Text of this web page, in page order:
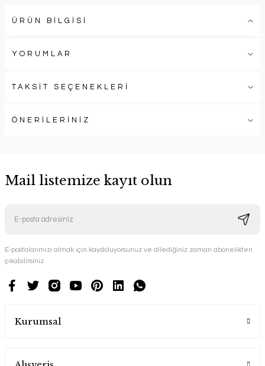
ÜRÜN BİLGİSİ
YORUMLAR
TAKSİT SEÇENEKLERİ
ÖNERİLERİNİZ
Mail listemize kayıt olun
E-postalarımızı almak için kaydoluyorsunuz ve dilediğiniz zaman abonelikten
çıkabilirsiniz.
Kurumsal